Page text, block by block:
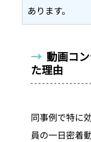
あります。
→ 動画コ
た理由
同事例で特に
員の一日密着